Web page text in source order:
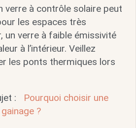
verre à contrôle solaire peut
les espaces très
un verre à faible émissivité
à l’intérieur. Veillez
les ponts thermiques lors
:
Pourquoi choisir une
?